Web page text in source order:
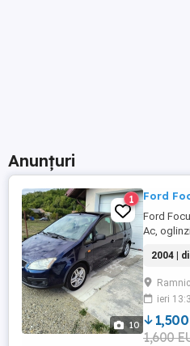
Anunțuri
10
1 Ford
Ford
Ac,
2004 |
ieri
1,600